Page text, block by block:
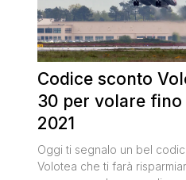
Codice sconto
30 per volare
2021
Oggi ti segnalo un bel
Volotea che ti farà